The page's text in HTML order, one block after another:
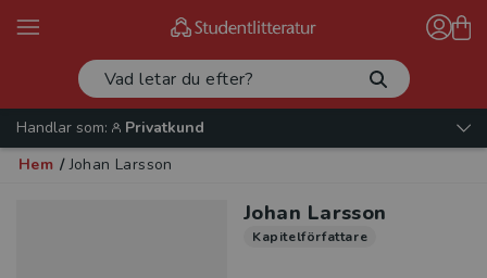
Handlar som:
Privatkund
Hem / Johan Larsson
Johan Larsson
Kapitelförfattare